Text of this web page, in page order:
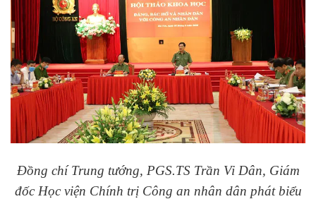
Đồng chí Trung tướng, PGS.TS Trần Vi Dân, Giám
đốc Học viện Chính trị Công an nhân dân phát biểu